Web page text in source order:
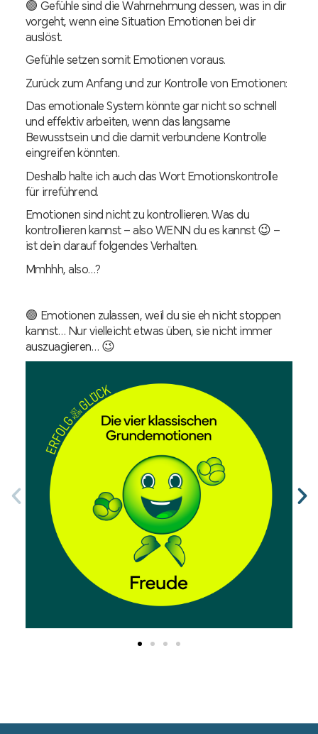
🟢 Gefühle sind die Wahrnehmung dessen, was in dir
vorgeht, wenn eine Situation Emotionen bei dir
auslöst.
Gefühle setzen somit Emotionen voraus.
Zurück zum Anfang und zur Kontrolle von Emotionen:
Das emotionale System könnte gar nicht so schnell
und effektiv arbeiten, wenn das langsame
Bewusstsein und die damit verbundene Kontrolle
eingreifen könnten.
Deshalb halte ich auch das Wort Emotionskontrolle
für irreführend.
Emotionen sind nicht zu kontrollieren. Was du
kontrollieren kannst – also WENN du es kannst 😉 –
ist dein darauf folgendes Verhalten.
Mmhhh, also…?
🟢 Emotionen zulassen, weil du sie eh nicht stoppen
kannst… Nur vielleicht etwas üben, sie nicht immer
auszuagieren… 😉